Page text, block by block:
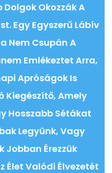
Dolgok Okozzák A
Egy Egyszerű Lábív
Nem Csupán A
Emlékeztet Arra,
Apróságok Is
Kiegészítő, Amely
Hosszabb Sétákat
Legyünk, Vagy
Jobban Érezzük
Élet Valódi Élvezetét